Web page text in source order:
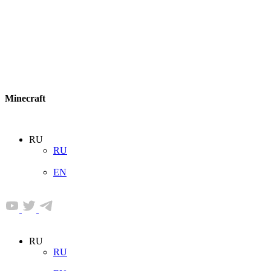
Minecraft
RU
RU
EN
RU
RU